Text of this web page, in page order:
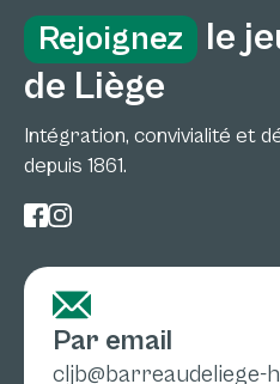
Rejoignez
le
de Liège
Intégration, convivialité et
depuis 1861.
Par email
cljb@barreaudeliege-